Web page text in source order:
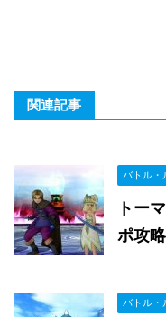
関連記事
バトル・
トー
ポ攻
バトル・